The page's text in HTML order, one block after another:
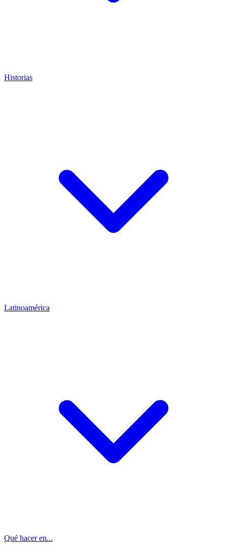
Historias
Latinoamérica
Qué hacer en...